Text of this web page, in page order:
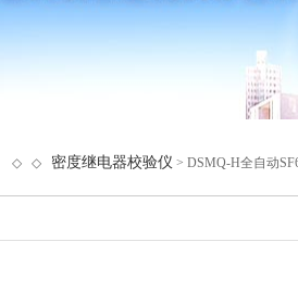
◇ ◇ 密度继电器校验仪 > DSMQ-H全自动